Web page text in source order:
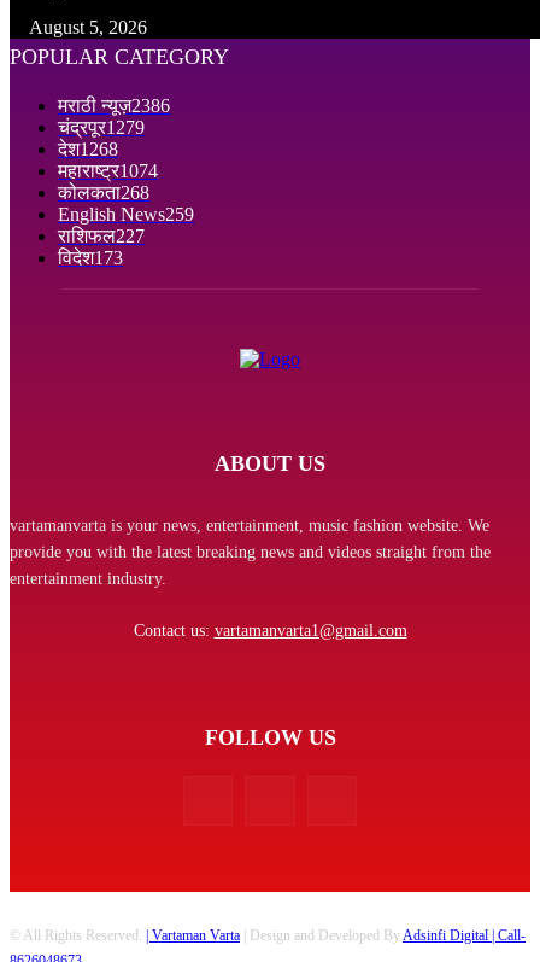
August 5, 2026
POPULAR CATEGORY
मराठी न्यूज़2386
चंद्रपूर1279
देश1268
महाराष्ट्र1074
कोलकता268
English News259
राशिफल227
विदेश173
ABOUT US
vartamanvarta is your news, entertainment, music fashion website. We
provide you with the latest breaking news and videos straight from the
entertainment industry.
Contact us: vartamanvarta1@gmail.com
FOLLOW US
© All Rights Reserved. | Vartaman Varta | Design and Developed ByAdsinfi Digital | Call-